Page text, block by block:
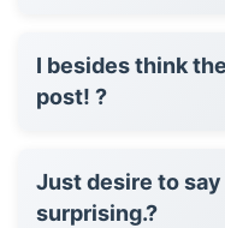
I besides think
post! ?
Just desire to
surprising.?